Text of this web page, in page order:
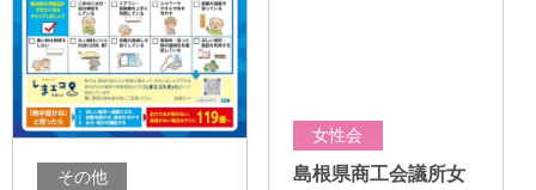
その他
女性会
島根県商工会議所女